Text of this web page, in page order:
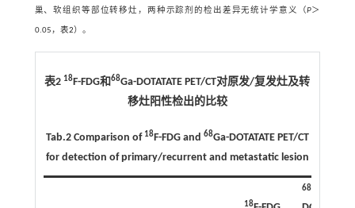
巢、软组织等部位转移灶，两种示踪剂的检出差异无统计学意义（P＞
0.05， 表2）。
表2 18F-FDG和68Ga-DOTATATE PET/CT对原发/复发灶及转
移灶阳性检出的比较
Tab.2 Comparison of 18F-FDG and 68Ga-DOTATATE PET/CT
for detection of primary/recurrent and metastatic lesion
18
68Ga-